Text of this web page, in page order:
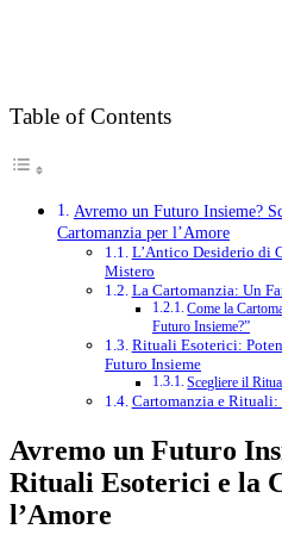
Table of Contents
Avremo un Futuro Insieme?
Cartomanzia per l’Amore
L’Antico Desiderio di
Mistero
La Cartomanzia: Un
Come la
Futuro Insieme?”
Rituali Esoterici:
Futuro Insieme
Scegliere il
Cartomanzia e
Avremo un Futuro
Rituali Esoterici e la
l’Amore